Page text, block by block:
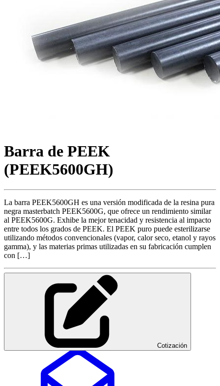
Barra de PEEK
(PEEK5600GH)
La barra PEEK5600GH es una versión modificada de la resina pura
negra masterbatch PEEK5600G, que ofrece un rendimiento similar
al PEEK5600G. Exhibe la mejor tenacidad y resistencia al impacto
entre todos los grados de PEEK. El PEEK puro puede esterilizarse
utilizando métodos convencionales (vapor, calor seco, etanol y rayos
gamma), y las materias primas utilizadas en su fabricación cumplen
con […]
Cotización